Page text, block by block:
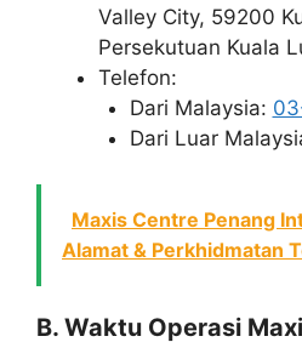
Valley City, 59200
Persekutuan Kuala
Telefon:
Dari Malaysia:
Dari Luar
Maxis Centre Penang
Alamat & Perkhidmatan
B. Waktu Operasi